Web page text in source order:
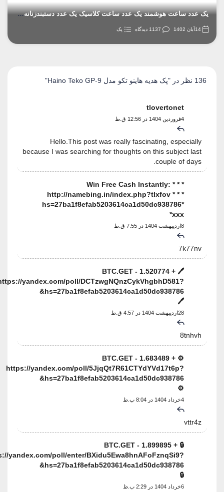
یک عدد ساعت هوشمند یک عدد ساعت کلاسیک یک عدد دستبندزنانه یک عدد کیف دستی زنانه
1137 دیدگاه پک
پک هدیه هاینو تکو مدل Haino Teko GP-9 "
tlovertonet
Hello.This post was really fascinating, especially
because I was searching for thoughts on this subject last
couple of days.
* * * Win Free Cash Instantly:
http://namebing.in/index.php?tlxfov * * *
hs=27ba1f8efab5203614ca1d50dc938786*
7k77nv
🖊 + 1.520774 BTC.GET -
https://yandex.com/poll/DCTzwgNQnzCykVhgbhD581?
hs=27ba1f8efab5203614ca1d50dc938786&
8tnhvh
⚙ + 1.683489 BTC.GET -
https://yandex.com/poll/5JjqQt7R61CTYdYVd17t6p?
hs=27ba1f8efab5203614ca1d50dc938786&
vttr4z
🔒 + 1.899895 BTC.GET -
https://yandex.com/poll/enter/BXidu5Ewa8hnAFoFznqSi9?
hs=27ba1f8efab5203614ca1d50dc938786&